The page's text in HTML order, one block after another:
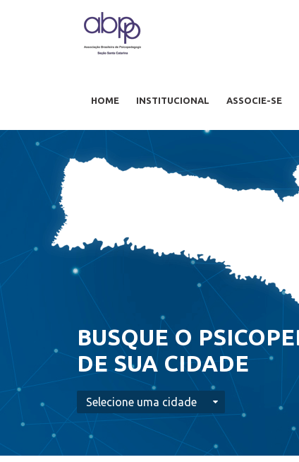
HOME INSTITUCIONAL ASSOCIE-SE
BUSQUE O
DE SUA CIDADE